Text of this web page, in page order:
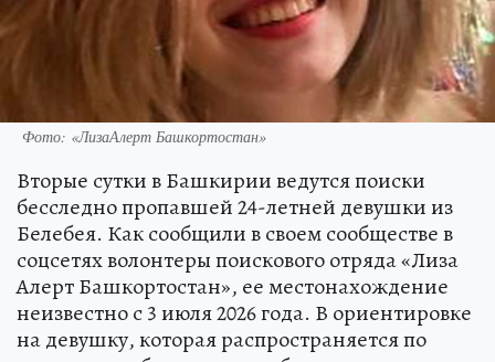
Фото: «ЛизаАлерт Башкортостан»
Вторые сутки в Башкирии ведутся поиски
бесследно пропавшей 24-летней девушки из
Белебея. Как сообщили в своем сообществе в
соцсетях волонтеры поискового отряда «Лиза
Алерт Башкортостан», ее местонахождение
неизвестно с 3 июля 2026 года. В ориентировке
на девушку, которая распространяется по